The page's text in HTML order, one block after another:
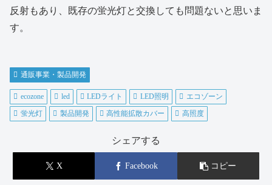
反射もあり、既存の蛍光灯と交換しても問題ないと思いま
す。
通販事業・製品開発
ecozone led LEDライト LED照明
エコゾーン
蛍光灯
製品開発 高性能拡散カバー 高照度
シェアする
X Facebook コピー